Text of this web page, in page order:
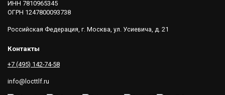
ИНН 7810965345
ОГРН 1247800093738
Российская Федерация, г. Москва, ул. Усиевича, д. 21
Контакты
+7 (495) 142-74-58
info@locttlf.ru